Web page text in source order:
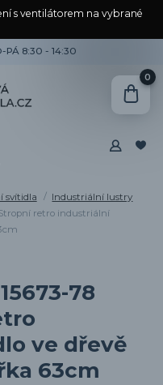
s ventilátorem na vybrané
PÁ 8:30 - 14:30
0
svítidla
Industriální lustry
retro industriální
78
ve dřevě
63cm